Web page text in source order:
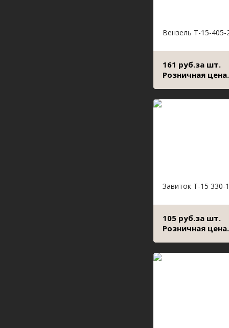
Вензель Т-15-405-
161 руб.за шт.
Розничная цена.
Завиток Т-15 330-
105 руб.за шт.
Розничная цена.